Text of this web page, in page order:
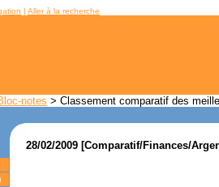
| Aller à la recherche
notes > Classement comparatif des
28/02/2009 [Comparatif/Finances/